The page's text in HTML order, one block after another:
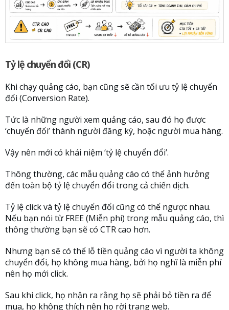
Tỷ lệ chuyển đổi (CR)
Khi chạy quảng cáo, bạn cũng sẽ cần tối ưu tỷ lệ chuyển
đổi (Conversion Rate).
Tức là những người xem quảng cáo, sau đó họ được
‘chuyển đổi’ thành người đăng ký, hoặc người mua hàng.
Vậy nên mới có khái niệm ‘tỷ lệ chuyển đổi’.
Thông thường, các mẫu quảng cáo có thể ảnh hưởng
đến toàn bộ tỷ lệ chuyển đổi trong cả chiến dịch.
Tỷ lệ click và tỷ lệ chuyển đổi cũng có thể ngược nhau.
Nếu bạn nói từ FREE (Miễn phí) trong mẫu quảng cáo, thì
thông thường bạn sẽ có CTR cao hơn.
Nhưng bạn sẽ có thể lỗ tiền quảng cáo vì người ta không
chuyển đổi, họ không mua hàng, bởi họ nghĩ là miễn phí
nên họ mới click.
Sau khi click, họ nhận ra rằng họ sẽ phải bỏ tiền ra để
mua, họ không thích nên họ rời trang web.